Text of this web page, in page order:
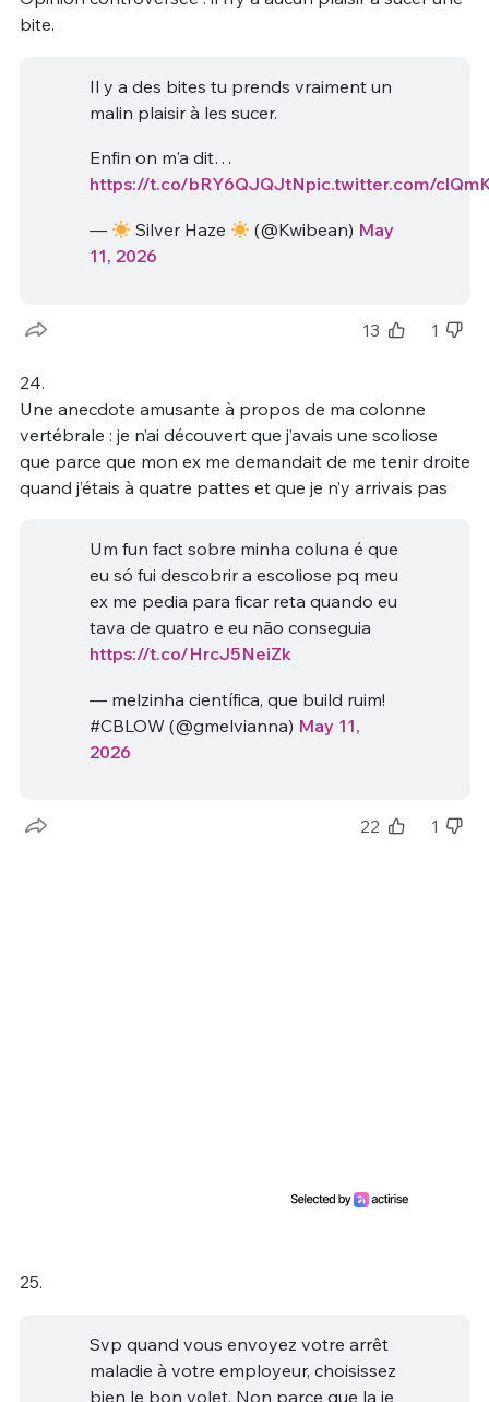
bite.
Il y a des bites tu prends vraiment un
malin plaisir à les sucer.
Enfin on m'a dit…
https://t.co/bRY6QJQJtNpic.twitter.com/
— Silver Haze (@Kwibean) May
11, 2026
13 1
24.
Une anecdote amusante à propos de ma colonne
vertébrale : je n’ai découvert que j’avais une scoliose
que parce que mon ex me demandait de me tenir droite
quand j’étais à quatre pattes et que je n’y arrivais pas
Um fun fact sobre minha coluna é que
eu só fui descobrir a escoliose pq meu
ex me pedia para ficar reta quando eu
tava de quatro e eu não conseguia
https://t.co/HrcJ5NeiZk
— melzinha científica, que build ruim!
#CBLOW (@gmelvianna) May 11,
2026
22 1
25.
Svp quand vous envoyez votre arrêt
maladie à votre employeur, choisissez
bien le bon volet. Non parce que la je